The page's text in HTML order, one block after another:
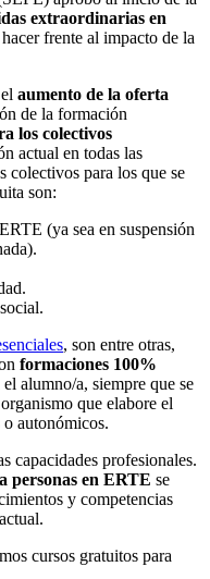
extraordinarias en
frente al impacto de la
aumento de la oferta
de la formación
los colectivos
actual en todas las
colectivos para los que se
son:
(ya sea en suspensión
, son entre otras,
formaciones 100%
alumno/a, siempre que se
que elabore el
o autonómicos.
capacidades profesionales.
personas en ERTE se
y competencias
cursos gratuitos para